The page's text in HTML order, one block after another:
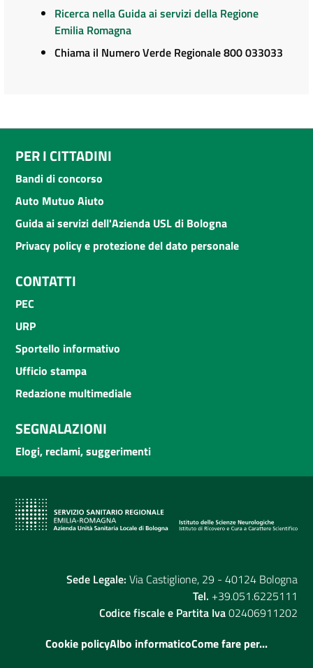
Ricerca nella Guida ai servizi della Regione
Emilia Romagna
Chiama il Numero Verde Regionale 800 033033
PER I CITTADINI
Bandi di concorso
Auto Mutuo Aiuto
Guida ai servizi dell'Azienda USL di Bologna
Privacy policy e protezione del dato personale
CONTATTI
PEC
URP
Sportello informativo
Ufficio stampa
Redazione multimediale
SEGNALAZIONI
Elogi, reclami, suggerimenti
Sede Legale: Via Castiglione, 29 - 40124 Bologna
Tel. +39.051.6225111
Codice fiscale e Partita Iva02406911202
Cookie policyAlbo informaticoCome fare per...